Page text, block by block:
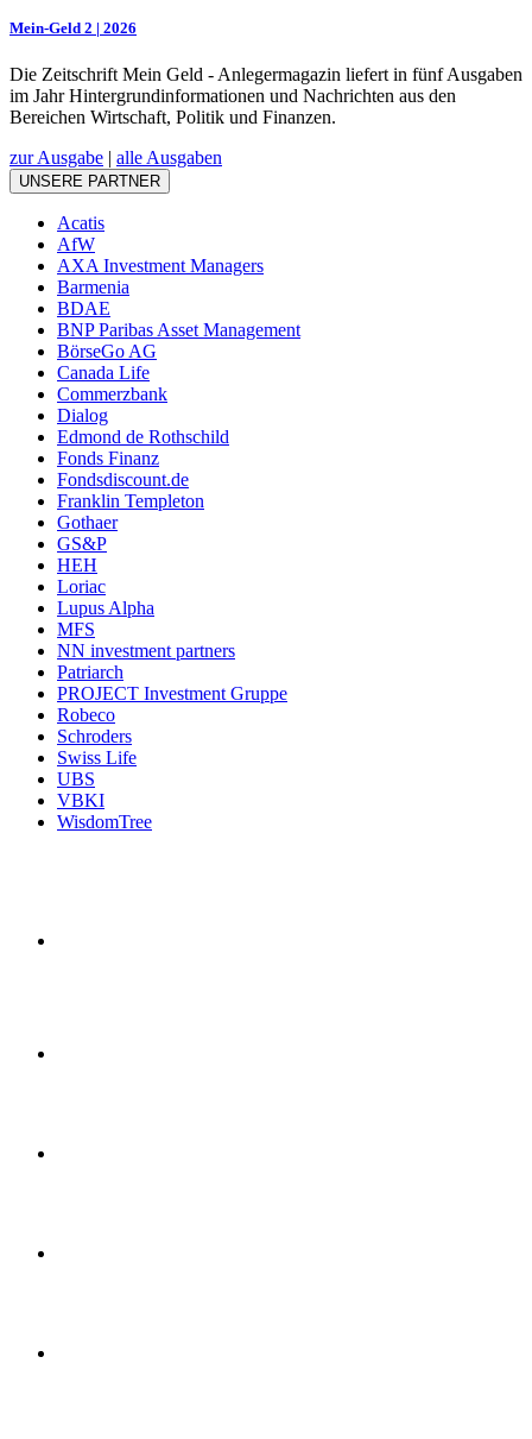
Mein-Geld 2 | 2026
Die Zeitschrift Mein Geld - Anlegermagazin liefert in fünf Ausgaben
im Jahr Hintergrundinformationen und Nachrichten aus den
Bereichen Wirtschaft, Politik und Finanzen.
zur Ausgabe | alle Ausgaben
UNSERE PARTNER
Acatis
AfW
AXA Investment Managers
Barmenia
BDAE
BNP Paribas Asset Management
BörseGo AG
Canada Life
Commerzbank
Dialog
Edmond de Rothschild
Fonds Finanz
Fondsdiscount.de
Franklin Templeton
Gothaer
GS&P
HEH
Loriac
Lupus Alpha
MFS
NN investment partners
Patriarch
PROJECT Investment Gruppe
Robeco
Schroders
Swiss Life
UBS
VBKI
WisdomTree